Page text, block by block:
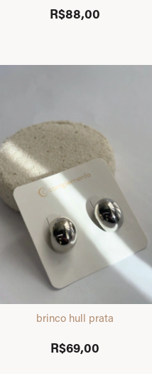
R$88,00
brinco hull prata
R$69,00